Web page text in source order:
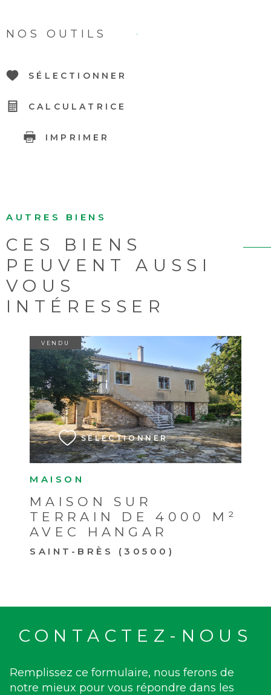
NOS OUTILS
SÉLECTIONNER
CALCULATRICE
IMPRIMER
AUTRES BIENS
CES BIENS
PEUVENT AUSSI
VOUS
INTÉRESSER
MAISON
MAISON SUR
TERRAIN DE 4000 M²
AVEC HANGAR
SAINT-BRÈS (30500)
VENDU
SÉLECTIONNER
VOIR LE BIEN
CONTACTEZ-NOUS
Remplissez ce formulaire, nous ferons de
notre mieux pour vous répondre dans les